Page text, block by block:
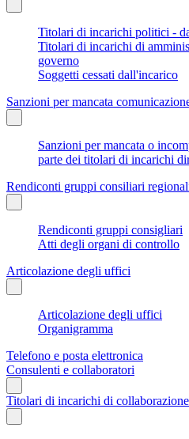
Titolari di incarichi politici -
Titolari di incarichi di
governo
Soggetti cessati dall'incarico
Sanzioni per mancata
Sanzioni per mancata o
parte dei titolari di incarichi
Rendiconti gruppi consiliari
Rendiconti gruppi consigliari
Atti degli organi di controllo
Articolazione degli uffici
Articolazione degli uffici
Organigramma
Telefono e posta elettronica
Consulenti e collaboratori
Titolari di incarichi di